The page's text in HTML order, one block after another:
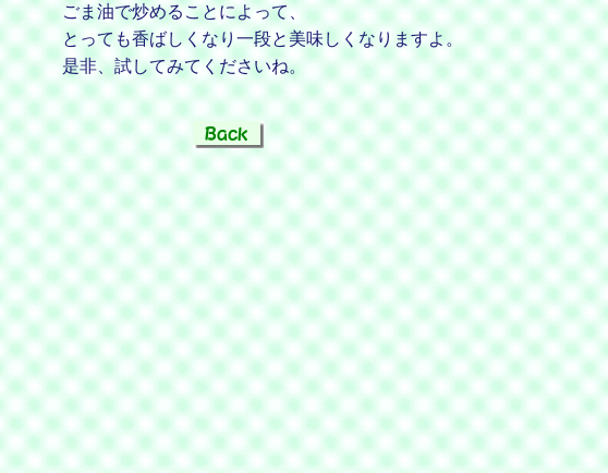
ごま油で炒めることによって、
とっても香ばしくなり一段と美味しくなりますよ。
是非、試してみてくださいね。